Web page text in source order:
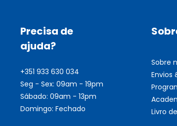
Precisa de
ajuda?
+351 933 630 034
Seg - Sex: 09am - 19pm
Sábado: 09am - 13pm
Domingo: Fechado
Sobre
Envios
Livro